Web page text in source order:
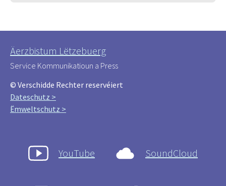
Äerzbistum Lëtzebuerg
Service Kommunikatioun a Press
© Verschidde Rechter reservéiert
Dateschutz >
Ëmweltschutz >
YouTube SoundCloud